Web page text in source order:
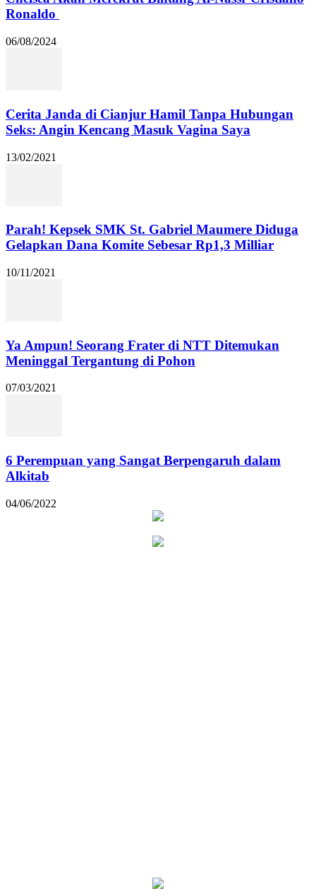
Ronaldo
06/08/2024
Cerita Janda di Cianjur Hamil Tanpa Hubungan
Seks: Angin Kencang Masuk Vagina Saya
13/02/2021
Parah! Kepsek SMK St. Gabriel Maumere Diduga
Gelapkan Dana Komite Sebesar Rp1,3 Milliar
10/11/2021
Ya Ampun! Seorang Frater di NTT Ditemukan
Meninggal Tergantung di Pohon
07/03/2021
6 Perempuan yang Sangat Berpengaruh dalam
Alkitab
04/06/2022